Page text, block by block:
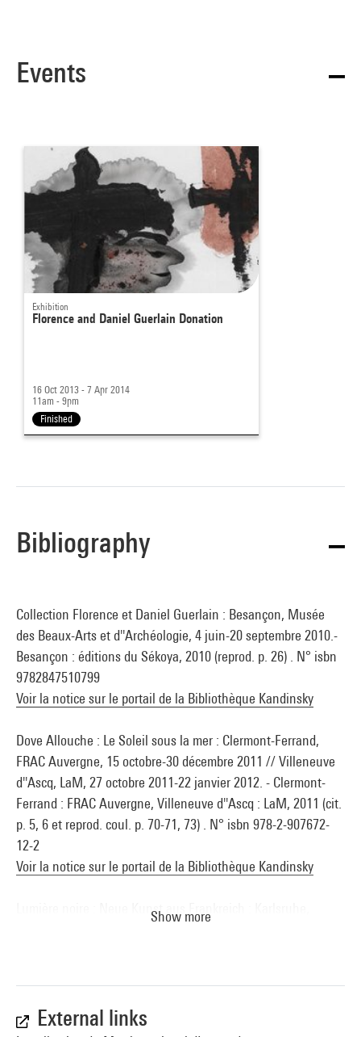
Events
Exhibition
Florence and Daniel Guerlain Donation
16 Oct 2013 - 7 Apr 2014
11am - 9pm
Finished
Bibliography
Collection Florence et Daniel Guerlain : Besançon, Musée
des Beaux-Arts et d''Archéologie, 4 juin-20 septembre 2010.-
Besançon : éditions du Sékoya, 2010 (reprod. p. 26) . N° isbn
9782847510799
Voir la notice sur le portail de la Bibliothèque Kandinsky
Dove Allouche : Le Soleil sous la mer : Clermont-Ferrand,
FRAC Auvergne, 15 octobre-30 décembre 2011 // Villeneuve
d''Ascq, LaM, 27 octobre 2011-22 janvier 2012. - Clermont-
Ferrand : FRAC Auvergne, Villeneuve d''Ascq : LaM, 2011 (cit.
p. 5, 6 et reprod. coul. p. 70-71, 73) . N° isbn 978-2-907672-
12-2
Voir la notice sur le portail de la Bibliothèque Kandinsky
Lumière noire : Neue Kunst aus Frankreich : Karlsruhe,
Show more
External links